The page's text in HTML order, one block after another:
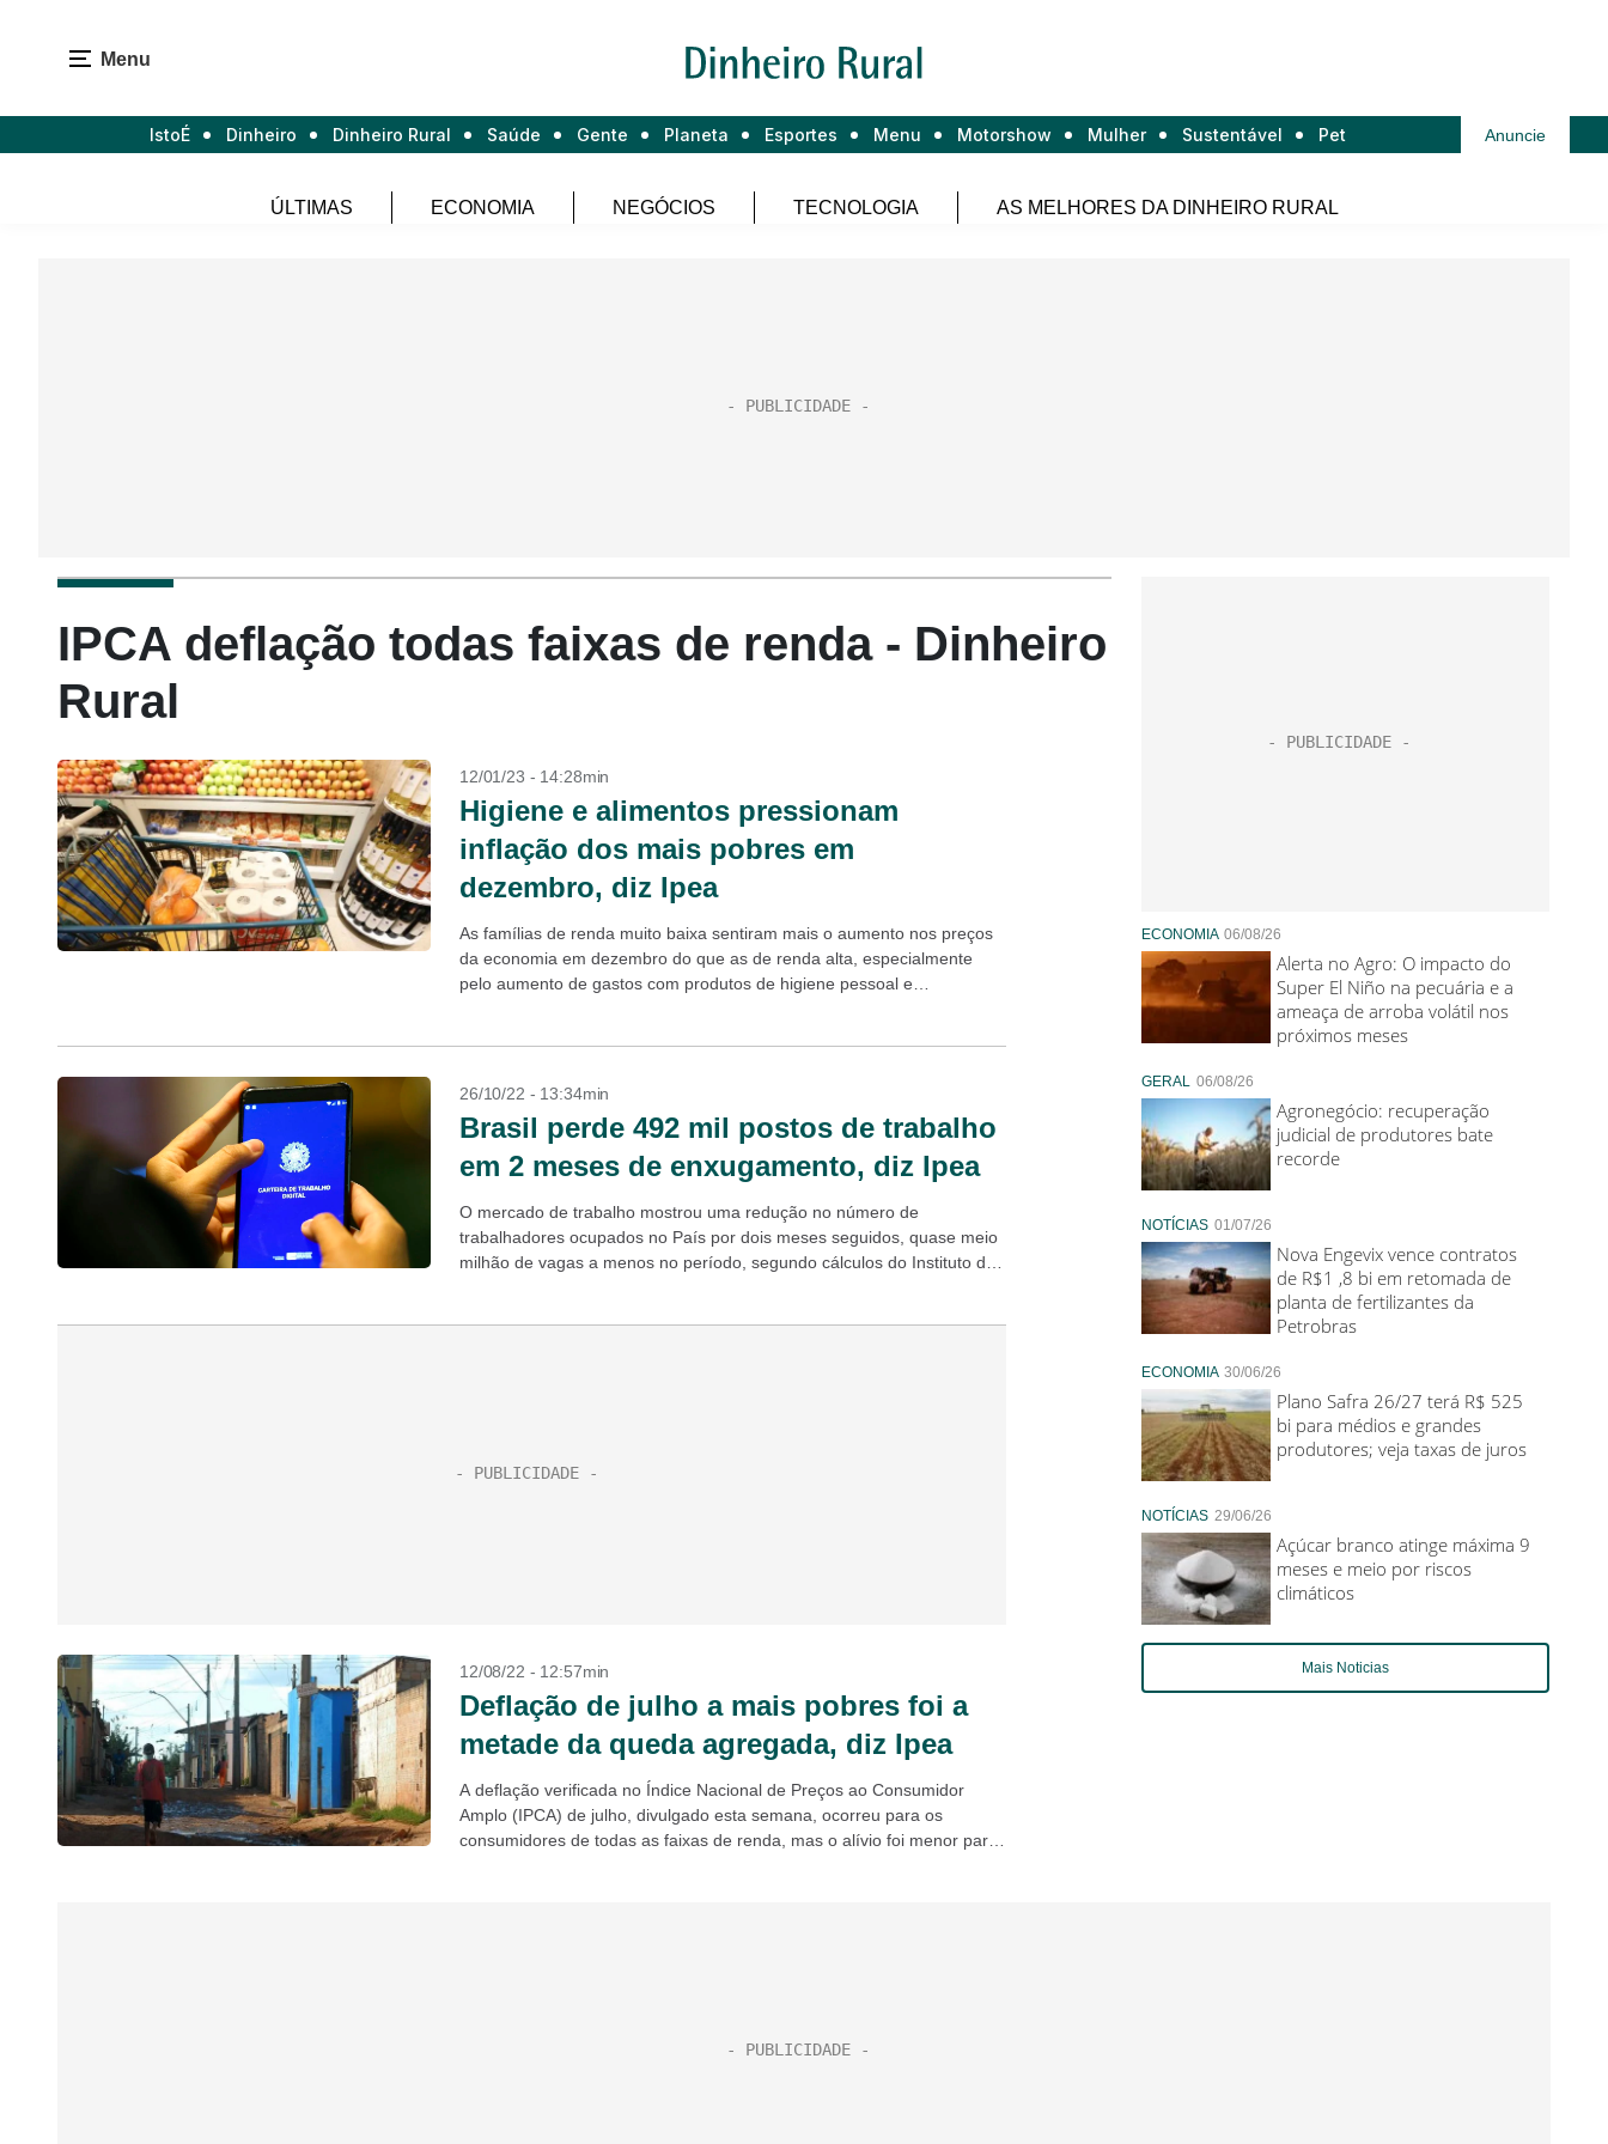
Menu
IstoÉ Dinheiro Dinheiro Rural Saúde Gente Planeta Esportes Menu Motorshow Mulher Sustentável Pet Anuncie
ÚLTIMAS ECONOMIA NEGÓCIOS TECNOLOGIA AS MELHORES DA DINHEIRO RURAL
IPCA deflação todas faixas de renda - Dinheiro
Rural
12/01/23 - 14:28min
Higiene e alimentos pressionam
inflação dos mais pobres em
dezembro, diz Ipea
As famílias de renda muito baixa sentiram mais o aumento nos preços
da economia em dezembro do que as de renda alta, especialmente
pelo aumento de gastos com produtos de higiene pessoal e
26/10/22 - 13:34min
Brasil perde 492 mil postos de trabalho
em 2 meses de enxugamento, diz Ipea
O mercado de trabalho mostrou uma redução no número de
trabalhadores ocupados no País por dois meses seguidos, quase meio
milhão de vagas a menos no período, segundo cálculos do Instituto de
12/08/22 - 12:57min
Deflação de julho a mais pobres foi a
metade da queda agregada, diz Ipea
A deflação verificada no Índice Nacional de Preços ao Consumidor
Amplo (IPCA) de julho, divulgado esta semana, ocorreu para os
consumidores de todas as faixas de renda, mas o alívio foi menor para
ECONOMIA 06/08/26
Alerta no Agro: O impacto do
Super El Niño na pecuária e a
ameaça de arroba volátil nos
próximos meses
GERAL 06/08/26
Agronegócio: recuperação
judicial de produtores bate
recorde
NOTÍCIAS 01/07/26
Nova Engevix vence contratos
de R$1 ,8 bi em retomada de
planta de fertilizantes da
Petrobras
ECONOMIA 30/06/26
Plano Safra 26/27 terá R$ 525
bi para médios e grandes
produtores; veja taxas de juros
NOTÍCIAS 29/06/26
Açúcar branco atinge máxima 9
meses e meio por riscos
climáticos
Mais Noticias